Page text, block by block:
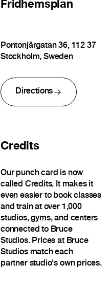
Fridhemsplan
Pontonjärgatan 36, 112 37
Stockholm, Sweden
Directions
Credits
Our punch card is now
called Credits. It makes it
even easier to book classes
and train at over 1,000
studios, gyms, and centers
connected to Bruce
Studios. Prices at Bruce
Studios match each
partner studio's own prices.